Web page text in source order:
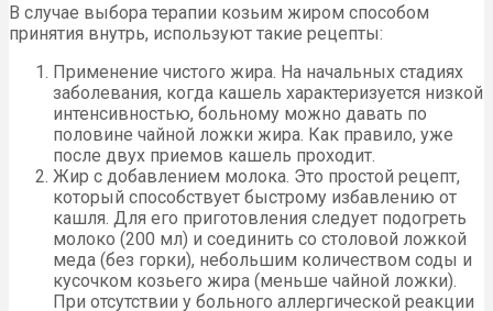
В случае выбора терапии козьим жиром способом
принятия внутрь, используют такие рецепты:
Применение чистого жира. На начальных стадиях
заболевания, когда кашель характеризуется низкой
интенсивностью, больному можно давать по
половине чайной ложки жира. Как правило, уже
после двух приемов кашель проходит.
Жир с добавлением молока. Это простой рецепт,
который способствует быстрому избавлению от
кашля. Для его приготовления следует подогреть
молоко (200 мл) и соединить со столовой ложкой
меда (без горки), небольшим количеством соды и
кусочком козьего жира (меньше чайной ложки).
При отсутствии у больного аллергической реакции